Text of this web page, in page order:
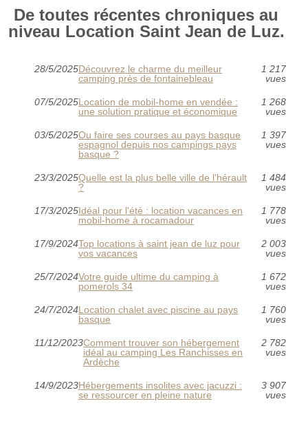
De toutes récentes chroniques au
niveau Location Saint Jean de Luz.
28/5/2025Découvrez le charme du meilleur
camping près de fontainebleau
1 217
vues
07/5/2025Location de mobil-home en vendée :
une solution pratique et économique
1 268
vues
03/5/2025Ou faire ses courses au pays basque
espagnol depuis nos campings pays
basque ?
1 397
vues
23/3/2025Quelle est la plus belle ville de l'hérault
?
1 484
vues
17/3/2025Idéal pour l'été : location vacances en
mobil-home à rocamadour
1 778
vues
17/9/2024Top locations à saint jean de luz pour
vos vacances
2 003
vues
25/7/2024Votre guide ultime du camping à
pomerols 34
1 672
vues
24/7/2024Location chalet avec piscine au pays
basque
1 760
vues
11/12/2023Comment trouver son hébergement
idéal au camping Les Ranchisses en
Ardèche
2 782
vues
14/9/2023Hébergements insolites avec jacuzzi :
se ressourcer en pleine nature
3 907
vues